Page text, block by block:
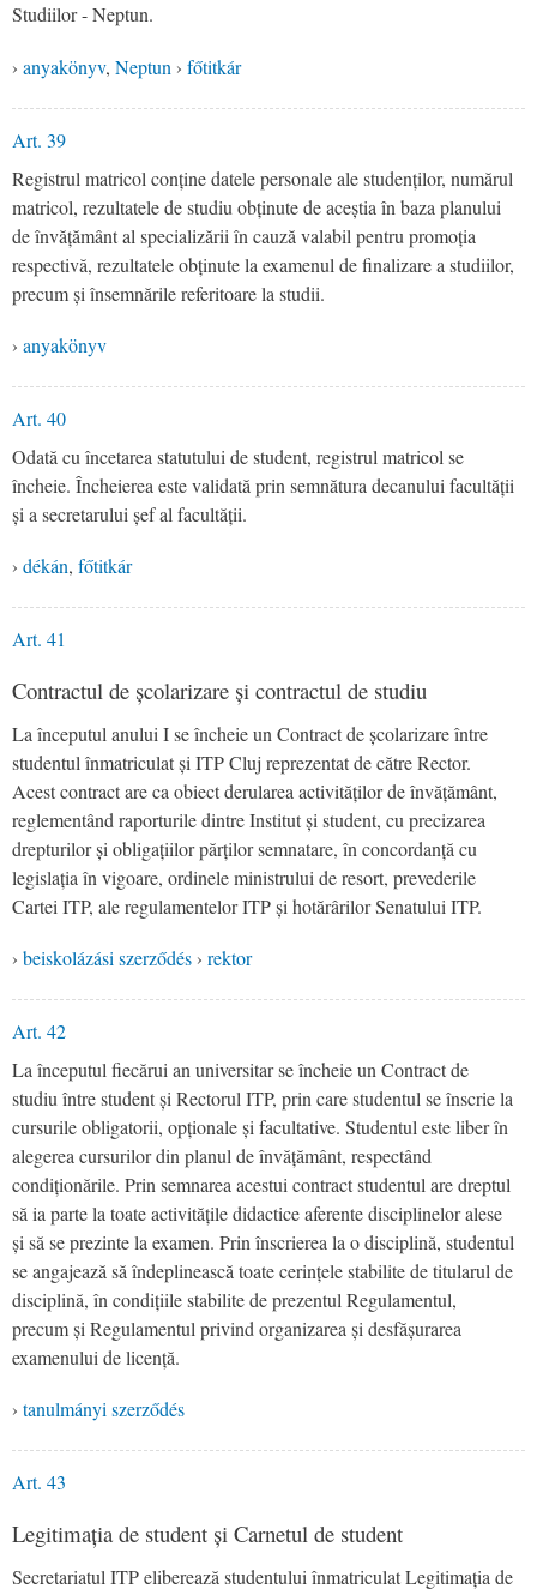
Studiilor - Neptun.
› anyakönyv, Neptun › főtitkár
Art. 39
Registrul matricol conține datele personale ale studenților, numărul
matricol, rezultatele de studiu obținute de aceștia în baza planului
de învățământ al specializării în cauză valabil pentru promoția
respectivă, rezultatele obținute la examenul de finalizare a studiilor,
precum și însemnările referitoare la studii.
› anyakönyv
Art. 40
Odată cu încetarea statutului de student, registrul matricol se
încheie. Încheierea este validată prin semnătura decanului facultății
și a secretarului șef al facultății.
› dékán, főtitkár
Art. 41
Contractul de școlarizare și contractul de studiu
La începutul anului I se încheie un Contract de școlarizare între
studentul înmatriculat și ITP Cluj reprezentat de către Rector.
Acest contract are ca obiect derularea activităților de învățământ,
reglementând raporturile dintre Institut și student, cu precizarea
drepturilor și obligațiilor părților semnatare, în concordanță cu
legislația în vigoare, ordinele ministrului de resort, prevederile
Cartei ITP, ale regulamentelor ITP și hotărârilor Senatului ITP.
› beiskolázási szerződés › rektor
Art. 42
La începutul fiecărui an universitar se încheie un Contract de
studiu între student și Rectorul ITP, prin care studentul se înscrie la
cursurile obligatorii, opționale și facultative. Studentul este liber în
alegerea cursurilor din planul de învățământ, respectând
condiționările. Prin semnarea acestui contract studentul are dreptul
să ia parte la toate activitățile didactice aferente disciplinelor alese
și să se prezinte la examen. Prin înscrierea la o disciplină, studentul
se angajează să îndeplinească toate cerințele stabilite de titularul de
disciplină, în condițiile stabilite de prezentul Regulamentul,
precum și Regulamentul privind organizarea și desfășurarea
examenului de licență.
› tanulmányi szerződés
Art. 43
Legitimația de student și Carnetul de student
Secretariatul ITP eliberează studentului înmatriculat Legitimația de